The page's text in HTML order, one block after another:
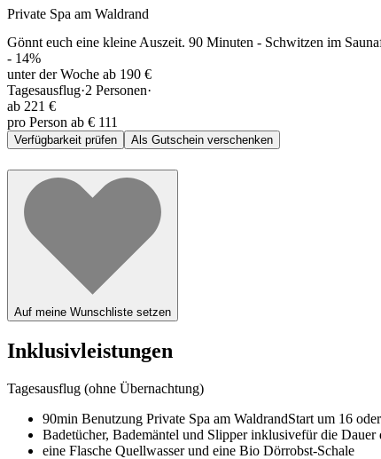
Private Spa am Waldrand
Gönnt euch eine kleine Auszeit. 90 Minuten - Schwitzen im
- 14%
unter der Woche ab 190 €
Tagesausflug·2 Personen·
ab 221 €
pro Person ab € 111
Verfügbarkeit prüfen Als Gutschein verschenken
Auf meine Wunschliste setzen
Inklusivleistungen
Tagesausflug (ohne Übernachtung)
90min Benutzung Private Spa am WaldrandStart um 16
Badetücher, Bademäntel und Slipper inklusivefür die Dauer
eine Flasche Quellwasser und eine Bio Dörrobst-Schale